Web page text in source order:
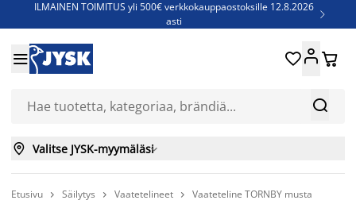
ILMAINEN TOIMITUS yli 500€ verkkokauppaostoksille 12.8.2026
asti

Jenkkisänkyjä - Säästä jopa 60%


 
 Valitse JYSK-myymäläsi
Etusivu  Säilytys  Vaatetelineet  Vaateteline TORNBY musta